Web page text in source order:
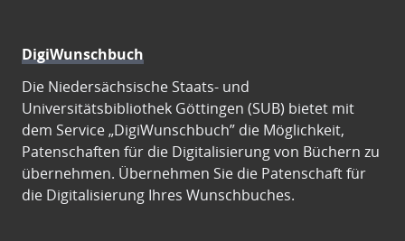
DigiWunschbuch
Die Niedersächsische Staats- und
Universitätsbibliothek Göttingen (SUB) bietet mit
dem Service „DigiWunschbuch” die Möglichkeit,
Patenschaften für die Digitalisierung von Büchern zu
übernehmen. Übernehmen Sie die Patenschaft für
die Digitalisierung Ihres Wunschbuches.